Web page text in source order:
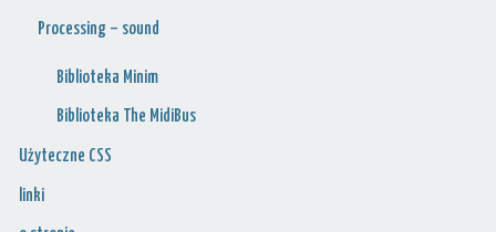
Processing – sound
Biblioteka Minim
Biblioteka The MidiBus
Użyteczne CSS
linki